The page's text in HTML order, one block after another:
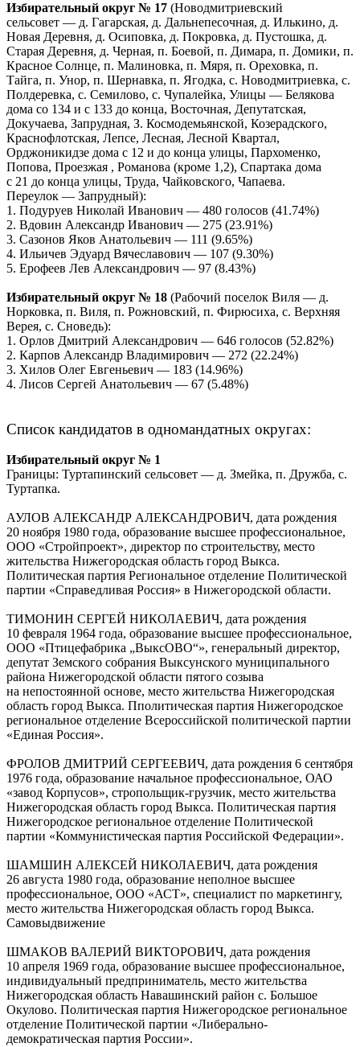
Избирательный округ № 17 (Новодмитриевский
сельсовет — д. Гагарская, д. Дальнепесочная, д. Илькино, д.
Новая Деревня, д. Осиповка, д. Покровка, д. Пустошка, д.
Старая Деревня, д. Черная, п. Боевой, п. Димара, п. Домики, п.
Красное Солнце, п. Малиновка, п. Мяря, п. Ореховка, п.
Тайга, п. Унор, п. Шернавка, п. Ягодка, с. Новодмитриевка, с.
Полдеревка, с. Семилово, с. Чупалейка, Улицы — Белякова
дома со 134 и с 133 до конца, Восточная, Депутатская,
Докучаева, Запрудная, З. Космодемьянской, Козерадского,
Краснофлотская, Лепсе, Лесная, Лесной Квартал,
Орджоникидзе дома с 12 и до конца улицы, Пархоменко,
Попова, Проезжая , Романова (кроме 1,2), Спартака дома
с 21 до конца улицы, Труда, Чайковского, Чапаева.
Переулок — Запрудный):
1. Подуруев Николай Иванович — 480 голосов (41.74%)
2. Вдовин Александр Иванович — 275 (23.91%)
3. Сазонов Яков Анатольевич — 111 (9.65%)
4. Ильичев Эдуард Вячеславович — 107 (9.30%)
5. Ерофеев Лев Александрович — 97 (8.43%)
Избирательный округ № 18 (Рабочий поселок Виля — д.
Норковка, п. Виля, п. Рожновский, п. Фирюсиха, с. Верхняя
Верея, с. Сноведь):
1. Орлов Дмитрий Александрович — 646 голосов (52.82%)
2. Карпов Александр Владимирович — 272 (22.24%)
3. Хилов Олег Евгеньевич — 183 (14.96%)
4. Лисов Сергей Анатольевич — 67 (5.48%)
Список кандидатов в одномандатных округах:
Избирательный округ № 1
Границы: Туртапинский сельсовет — д. Змейка, п. Дружба, с.
Туртапка.
АУЛОВ АЛЕКСАНДР АЛЕКСАНДРОВИЧ, дата рождения
20 ноября 1980 года, образование высшее профессиональное,
ООО «Стройпроект», директор по строительству, место
жительства Нижегородская область город Выкса.
Политическая партия Региональное отделение Политической
партии «Справедливая Россия» в Нижегородской области.
ТИМОНИН СЕРГЕЙ НИКОЛАЕВИЧ, дата рождения
10 февраля 1964 года, образование высшее профессиональное,
ООО «Птицефабрика „ВыксОВО“», генеральный директор,
депутат Земского собрания Выксунского муниципального
района Нижегородской области пятого созыва
на непостоянной основе, место жительства Нижегородская
область город Выкса. Пполитическая партия Нижегородское
региональное отделение Всероссийской политической партии
«Единая Россия».
ФРОЛОВ ДМИТРИЙ СЕРГЕЕВИЧ, дата рождения 6 сентября
1976 года, образование начальное профессиональное, ОАО
«завод Корпусов», стропольщик-грузчик, место жительства
Нижегородская область город Выкса. Политическая партия
Нижегородское региональное отделение Политической
партии «Коммунистическая партия Российской Федерации».
ШАМШИН АЛЕКСЕЙ НИКОЛАЕВИЧ, дата рождения
26 августа 1980 года, образование неполное высшее
профессиональное, ООО «АСТ», специалист по маркетингу,
место жительства Нижегородская область город Выкса.
Самовыдвижение
ШМАКОВ ВАЛЕРИЙ ВИКТОРОВИЧ, дата рождения
10 апреля 1969 года, образование высшее профессиональное,
индивидуальный предприниматель, место жительства
Нижегородская область Навашинский район с. Большое
Окулово. Политическая партия Нижегородское региональное
отделение Политической партии «Либерально-
демократическая партия России».